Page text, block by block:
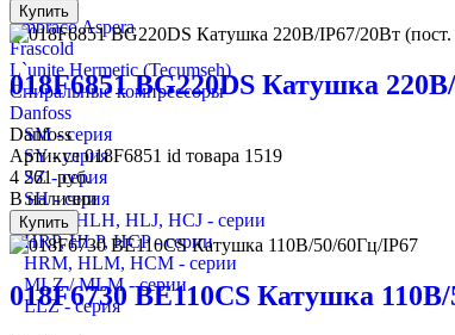
Embraco Aspera
Frascold
L`unite Hermetic (Tecumseh)
Спиральные компрессоры
Danfoss
SM - серия
SY - серия
SZ - серия
SH - серия
HRH, HLH, HLJ, HCJ - серии
HRP, HLP, HCP - серии
HRM, HLM, HCM - серии
MLZ / MLM - серии
LLZ - серия
Купить
018F6851 BG220DS Катушка
Danfoss
Артикул018F6851 id товара 1519
4 261руб.
В наличии
Купить
018F6730 BE110CS Катушка